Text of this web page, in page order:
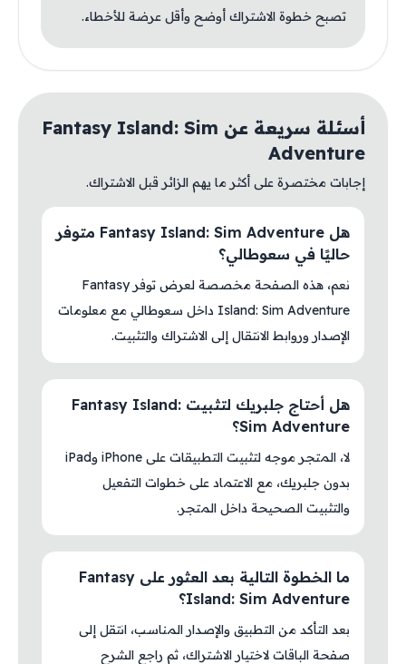
تصبح خطوة الاشتراك أوضح وأقل عرضة للأخطاء.
أسئلة سريعة عن Fantasy Island: Sim
Adventure
إجابات مختصرة على أكثر ما يهم الزائر قبل الاشتراك.
هل Fantasy Island: Sim Adventure متوفر
حاليًا في سعوطالي؟
نعم، هذه الصفحة مخصصة لعرض توفر Fantasy
Island: Sim Adventure داخل سعوطالي مع معلومات
الإصدار وروابط الانتقال إلى الاشتراك والتثبيت.
هل أحتاج جلبريك لتثبيت Fantasy Island:
Sim Adventure؟
لا، المتجر موجه لتثبيت التطبيقات على iPhone وiPad
بدون جلبريك، مع الاعتماد على خطوات التفعيل
والتثبيت الصحيحة داخل المتجر.
ما الخطوة التالية بعد العثور على Fantasy
Island: Sim Adventure؟
بعد التأكد من التطبيق والإصدار المناسب، انتقل إلى
صفحة الباقات لاختيار الاشتراك، ثم راجع الشرح